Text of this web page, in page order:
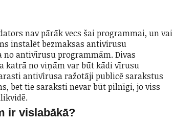
nav pārāk vecs šai programmai, un vai
instalēt bezmaksas antivīrusu
antivīrusu programmām. Divas
katrā no viņām var būt kādi vīrusu
antivīrusa ražotāji publicē sarakstus
bet tie saraksti nevar būt pilnīgi, jo viss
ir vislabākā?